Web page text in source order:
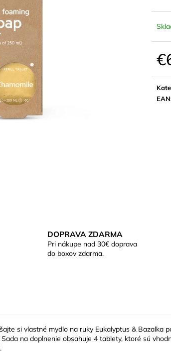
EAN
DOPRAVA ZDARMA
Pri nákupe nad 30€ doprava
do boxov zdarma.
si vlastné mydlo na ruky Eukalyptus & Bazalka
na doplnenie obsahuje 4 tablety, ktoré sú
€8,46